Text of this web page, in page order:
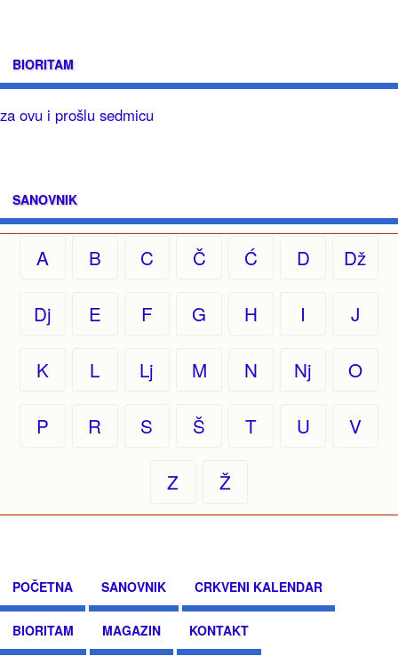
BIORITAM
za ovu i prošlu sedmicu
SANOVNIK
A B C Č Ć D Dž
Dj E F G H I J
K L Lj M N Nj O
P R S Š T U V
Z Ž
POČETNA SANOVNIK CRKVENI KALENDAR
BIORITAM MAGAZIN KONTAKT